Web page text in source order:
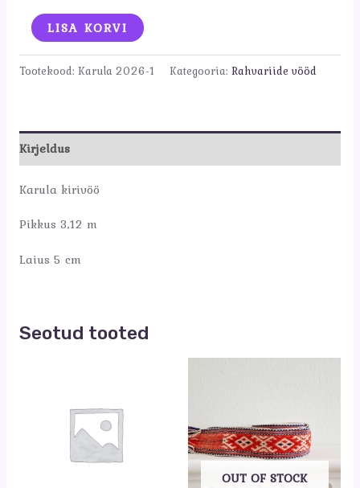
Karula
kogus
LISA KORVI
Tootekood: Karula 2026-1 Kategooria: Rahvariide vööd
Kirjeldus
Karula kirivöö
Pikkus 3,12 m
Laius 5 cm
Seotud tooted
OUT OF STOCK